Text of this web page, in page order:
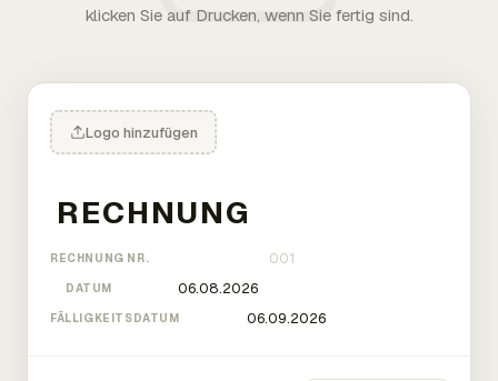
klicken Sie auf Drucken, wenn Sie fertig sind.
Logo hinzufügen
RECHNUNG NR.
DATUM
FÄLLIGKEITSDATUM